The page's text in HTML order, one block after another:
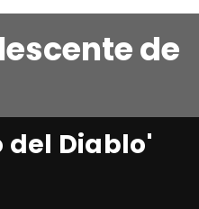
de
del Diablo'